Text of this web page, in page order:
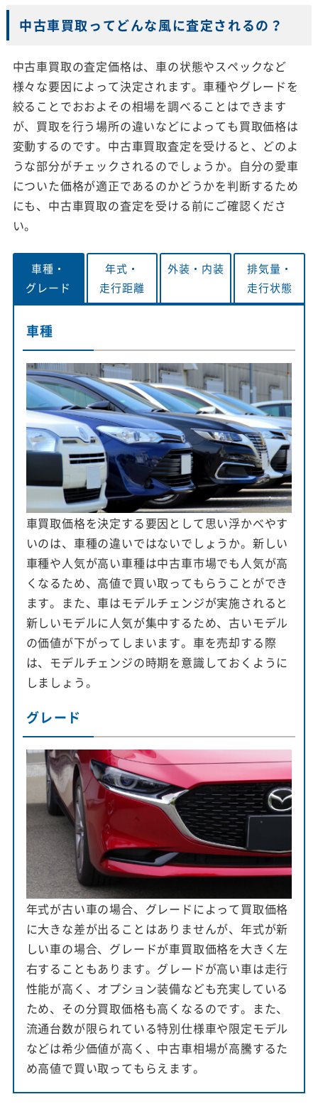
中古車買取ってどんな風に査定されるの？
中古車買取の査定価格は、車の状態やスペックなど
様々な要因によって決定されます。車種やグレードを
絞ることでおおよその相場を調べることはできます
が、買取を行う場所の違いなどによっても買取価格は
変動するのです。中古車買取査定を受けると、どのよ
うな部分がチェックされるのでしょうか。自分の愛車
についた価格が適正であるのかどうかを判断するため
にも、中古車買取の査定を受ける前にご確認くださ
い。
車種・
グレード
年式・
走行距離
外装・ 内装
排気量・
走行状態
車種
車買取価格を決定する要因として思い浮かべやす
いのは、車種の違いではないでしょうか。新しい
車種や人気が高い車種は中古車市場でも人気が高
くなるため、高値で買い取ってもらうことができ
ます。また、車はモデルチェンジが実施されると
新しいモデルに人気が集中するため、古いモデル
の価値が下がってしまいます。車を売却する際
は、モデルチェンジの時期を意識しておくように
しましょう。
グレード
年式が古い車の場合、グレードによって買取価格
に大きな差が出ることはありませんが、年式が新
しい車の場合、グレードが車買取価格を大きく左
右することもあります。グレードが高い車は走行
性能が高く、オプション装備なども充実している
ため、その分買取価格も高くなるのです。また、
流通台数が限られている特別仕様車や限定モデル
などは希少価値が高く、中古車相場が高騰するた
め高値で買い取ってもらえます。